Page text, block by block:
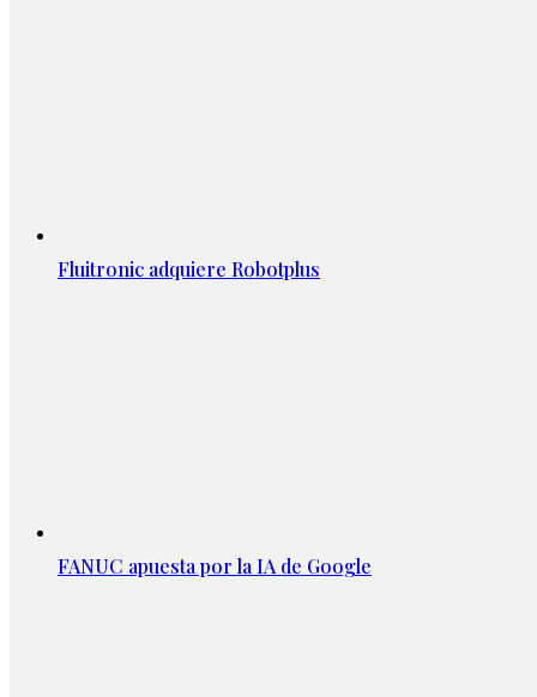
Fluitronic adquiere Robotplus
FANUC apuesta por la IA de Google